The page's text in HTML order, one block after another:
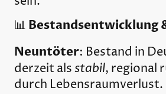
📊 Bestandsentwicklung
Neuntöter: Bestand in
derzeit alsstabil, regional
durch Lebensraumverlust.